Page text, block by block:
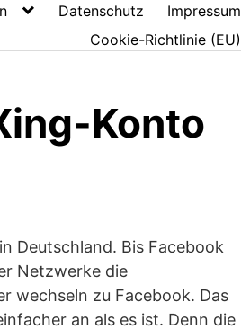
Datenschutz
Impressum
Cookie-Richtlinie (EU)
Konto
Deutschland. Bis Facebook
Netzwerke die
wechseln zu Facebook. Das
an als es ist. Denn die